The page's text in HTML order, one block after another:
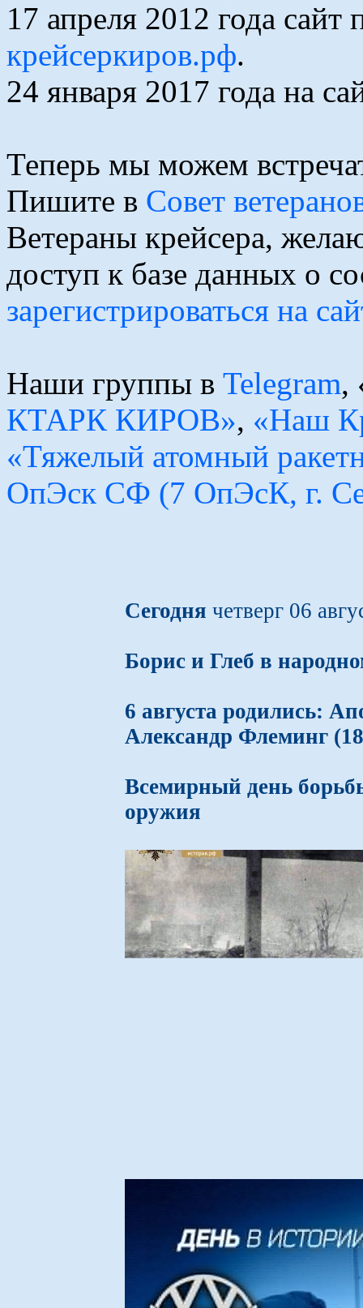
17 апреля 2012 года
крейсеркиров.рф.
24 января 2017 года на
Теперь мы можем
Пишите в Совет
Ветераны крейсера,
доступ к базе данных о
зарегистрироваться на
Наши группы в Telegram,
КТАРК КИРОВ», «Наш
«Тяжелый атомный
ОпЭск СФ (7 ОпЭсК, г.
Сегодня четверг 06
Борис и Глеб в
6 августа родились:
Александр Флеминг
Всемирный день
оружия